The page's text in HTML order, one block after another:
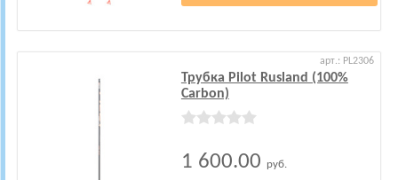
арт.: PL2306
Трубка Pilot Rusland (100%
Carbon)
1 600.00 руб.